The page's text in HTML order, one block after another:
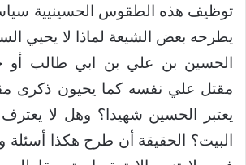
توظيف هذه الطقوس الحسينيية
يطرحه بعض الشيعة لماذا لا يحيي
الحسين بن علي بن ابي طالب أو
مقتل علي نفسه كما يحيون ذكرى
يعتبر الحسين شهيدا؟ وهل لا
البيت؟ الحقيقة أن طرح هكذا أسئلة